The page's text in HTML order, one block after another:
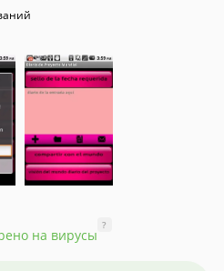
на вирусы
?